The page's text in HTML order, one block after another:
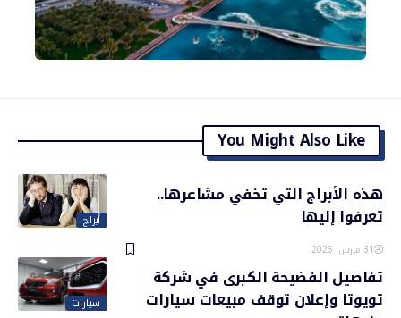
You Might Also Like
أبراج
هذه الأبراج التي تخفي مشاعرها..
تعرفوا إليها
31 مارس، 2026
سيارات
تفاصيل الفضيحة الكبرى في شركة
تويوتا وإعلان توقف مبيعات سيارات